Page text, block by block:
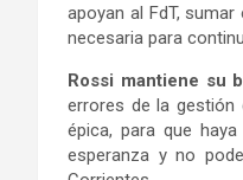
apoyan al FdT,
necesaria para
Rossi mantiene su
errores de la gestión
épica, para que
esperanza y no